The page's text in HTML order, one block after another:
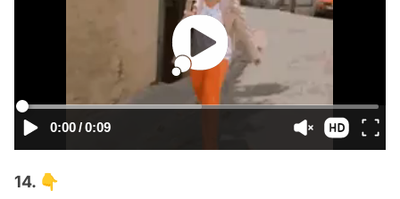
0:00/0:09
14. 👇